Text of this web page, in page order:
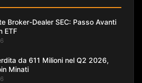
Broker-Dealer SEC: Passo Avanti
ETF
da 611 Milioni nel Q2 2026,
Minati